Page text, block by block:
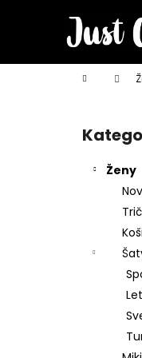
Domů
Přeskočit
kategorie
Ženy
í
Zpět
do
Zpět
do